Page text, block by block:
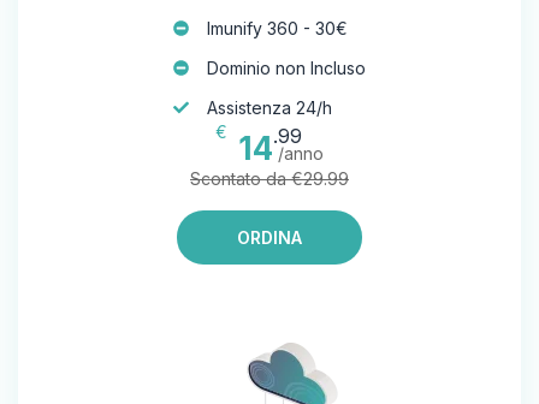
Imunify 360 - 30€
Dominio non Incluso
Assistenza 24/h
€
14.99
/anno
Scontato da €29.99
ORDINA